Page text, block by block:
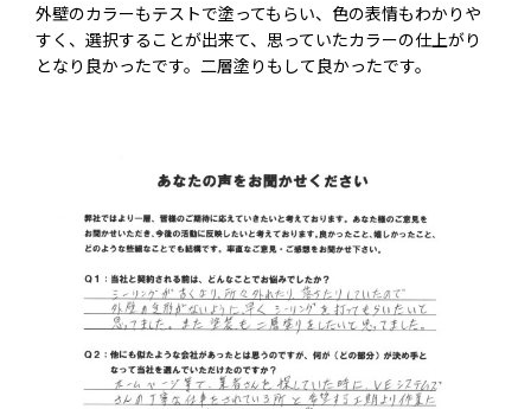
外壁のカラーもテストで塗ってもらい、色の表情もわかりや
すく、選択することが出来て、思っていたカラーの仕上がり
となり良かったです。二層塗りもして良かったです。